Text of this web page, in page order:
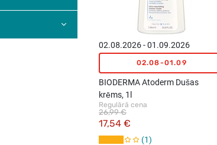
02.08.2026 - 01.09.2026
02.08-01.09
BIODERMA Atoderm Dušas
krēms, 1l
Regulārā cena
17,54 €
26,99 €
1